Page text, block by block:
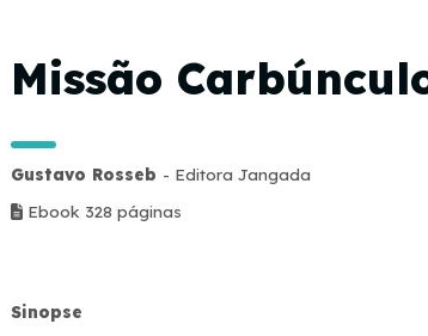
Missão
Gustavo Rosseb - Editora Jangada
Ebook 328 páginas
Sinopse